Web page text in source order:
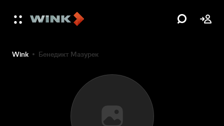
Wink Бенедикт Мазурек